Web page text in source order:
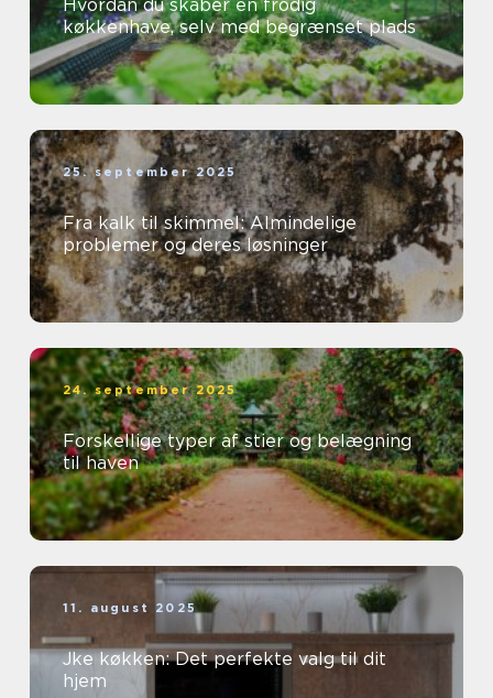
Hvordan du skaber en frodig
køkkenhave, selv med begrænset plads
25. september 2025
Fra kalk til skimmel: Almindelige
problemer og deres løsninger
24. september 2025
Forskellige typer af stier og belægning
til haven
11. august 2025
Jke køkken: Det perfekte valg til dit
hjem